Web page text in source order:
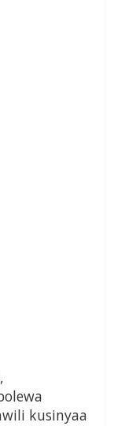
kusinyaa